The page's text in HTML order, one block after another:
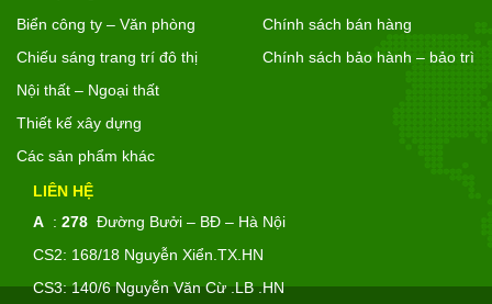
Biển công ty – Văn phòng
Chiếu sáng trang trí đô thị
Nội thất – Ngoại thất
Thiết kế xây dựng
Các sản phẩm khác
Chính sách bán hàng
Chính sách bảo hành – bảo trì
LIÊN HỆ
A : 278 Đường Bưởi – BĐ – Hà Nội
CS2: 168/18 Nguyễn Xiển.TX.HN
CS3: 140/6 Nguyễn Văn Cừ .LB .HN